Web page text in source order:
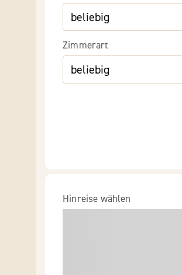
Zimmerart
Hinreise wählen